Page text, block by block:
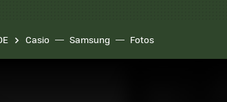
Casio Samsung Fotos